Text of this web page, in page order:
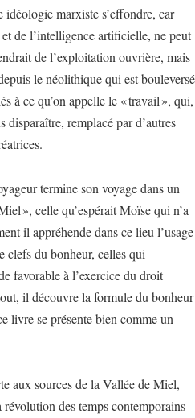
marxiste s’effondre, car
de l’intelligence artificielle, ne peut
de l’exploitation ouvrière, mais
le néolithique qui est bouleversé
à ce qu’on appelle le « travail », qui,
disparaître, remplacé par d’autres
termine son voyage dans un
», celle qu’espérait Moïse qui n’a
il appréhende dans ce lieu l’usage
clefs du bonheur, celles qui
favorable à l’exercice du droit
il découvre la formule du bonheur
livre se présente bien comme un
aux sources de la Vallée de Miel,
révolution des temps contemporains